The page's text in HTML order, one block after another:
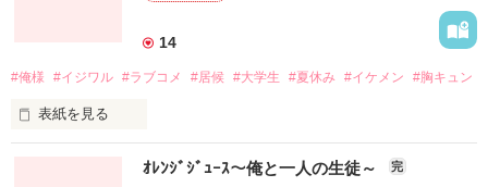
14
#俺様 #イジワル #ラブコメ #居候 #大学生 #夏休み #イケメン #胸キュン
表紙を見る
ｵﾚﾝｼﾞｼﾞｭｰｽ～俺と一人の生徒～ 完